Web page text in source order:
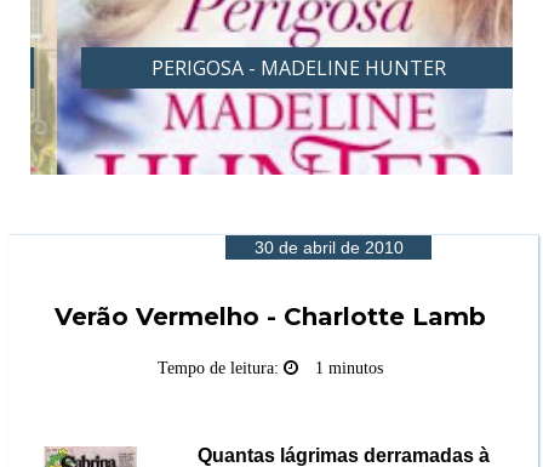
PERIGOSA - MADELINE HUNTER
30 de abril de 2010
Verão Vermelho - Charlotte Lamb
Tempo de leitura: 1 minutos
Quantas lágrimas derramadas à